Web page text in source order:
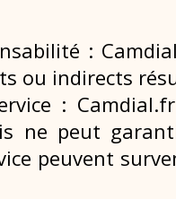
:
ou indirects
:
ne peut
peuvent